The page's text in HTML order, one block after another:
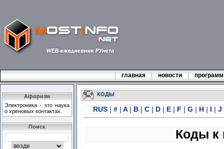
главная новости
Афоризм
Электpоника - это наука
о хpеновых контактах.
Поиск
КОДЫ
RUS | # | A | B | C | D | E | F | G | H | I | J
Коды к